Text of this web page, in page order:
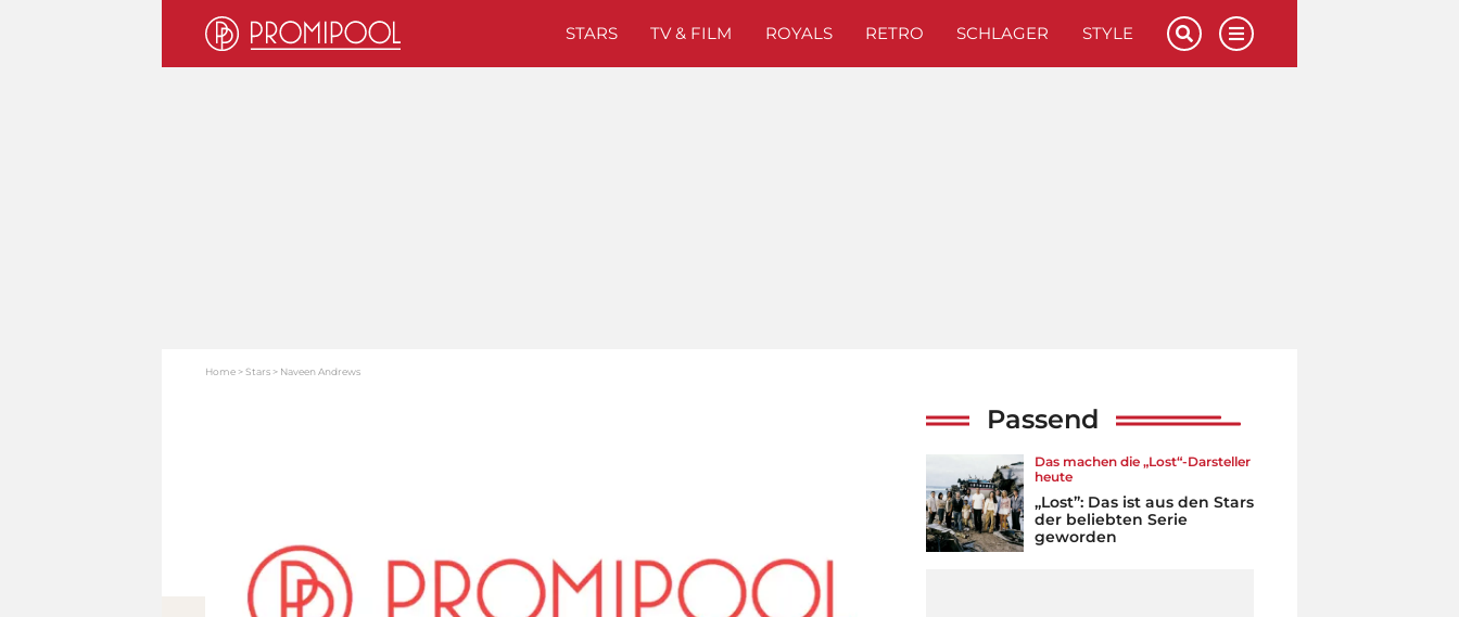
STARS TV & FILM ROYALS RETRO SCHLAGER STYLE
Home Stars Naveen Andrews
Passend
Das machen die „Lost“-Darsteller
heute
„Lost”: Das ist aus den Stars
der beliebten Serie
geworden